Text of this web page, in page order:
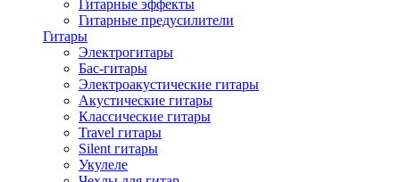
Гитарные эффекты
Гитарные предусилители
Гитары
Электрогитары
Бас-гитары
Электроакустические гитары
Акустические гитары
Классические гитары
Travel гитары
Silent гитары
Укулеле